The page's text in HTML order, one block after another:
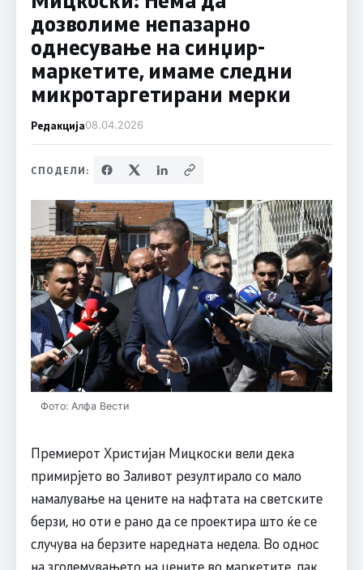
дозволиме непазарно
однесување на синџир-
маркетите, имаме следни
микротаргетирани мерки
Редакција08.04.2026
СПОДЕЛИ:
Фото: Алфа Вести
Премиерот Христијан Мицкоски вели дека
примирјето во Заливот резултирало со мало
намалување на цените на нафтата на светските
берзи, но оти е рано да се проектира што ќе се
случува на берзите наредната недела. Во однос
на зголемувањето на цените во маркетите, пак,